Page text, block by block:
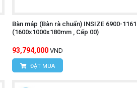
Bàn máp (Bàn rà chuẩn) INSIZE 6900-1161
(1600x1000x180mm , Cấp 00)
93,794,000 VND
ĐẶT MUA